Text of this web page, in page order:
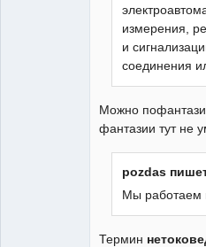
измерения,
и
соединения
Можно
фантазии тут не
pozdas
Мы работаем
Термин